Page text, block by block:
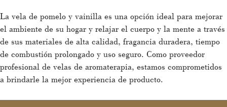
La vela de pomelo y vainilla es una opción ideal para mejorar
el ambiente de su hogar y relajar el cuerpo y la mente a través
de sus materiales de alta calidad, fragancia duradera, tiempo
de combustión prolongado y uso seguro. Como proveedor
profesional de velas de aromaterapia, estamos comprometidos
a brindarle la mejor experiencia de producto.